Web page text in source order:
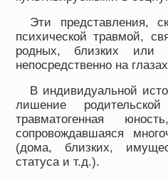
Эти представления,
психической травмой,
родных, близких или
непосредственно на
В индивидуальной
лишение
травматогенная
сопровождавшаяся
(дома, близких,
статуса и т.д.).